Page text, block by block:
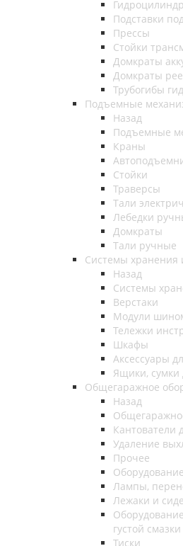
Подставки
Прессы
Стойки
Домкраты
Домкраты
Трубогибы
Подъемные
Назад
Подъемные
Краны
Стойки
Траверсы
Тали
Лебедки
Домкраты
Тали ручные
Системы хранения
Назад
Системы
Верстаки
Модули
Тележки
Шкафы
Аксессуары
Ящики, сумки
Общегаражное
Назад
Кантователи
Удаление
Прочее
Лампы,
Лежаки и
густой смазки
Тиски